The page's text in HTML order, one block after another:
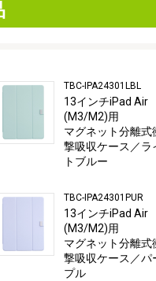
TBC-IPA24301LBL
13インチiPad Air
(M3/M2)用
マグネット分離式
撃吸収ケース／ラ
トブルー
TBC-IPA24301PUR
13インチiPad Air
(M3/M2)用
マグネット分離式
撃吸収ケース／パ
プル